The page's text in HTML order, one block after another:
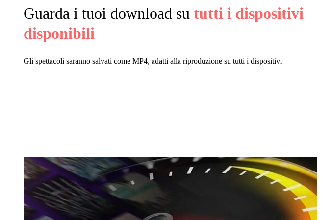
Guarda i tuoi download su tutti i dispositivi
disponibili
Gli spettacoli saranno salvati come MP4, adatti alla riproduzione su tutti i dispositivi